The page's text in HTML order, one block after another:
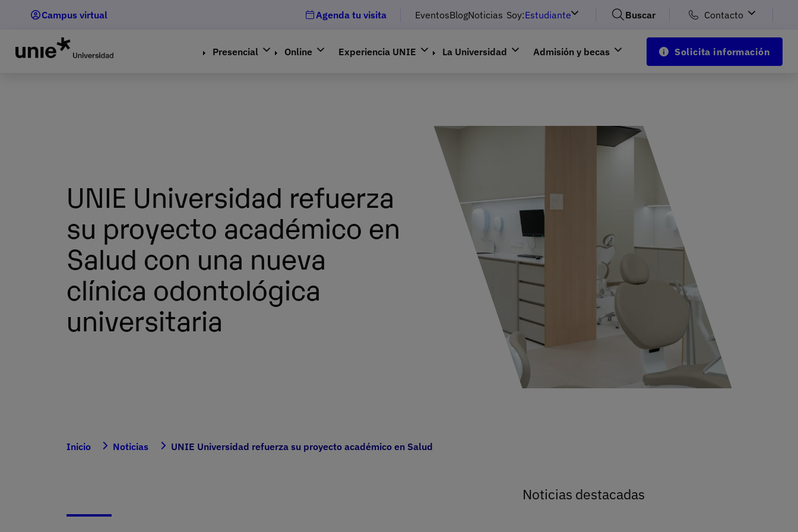
principal
Campus virtual Agenda tu visita EventosBlogNoticias Soy:Estudiante Buscar Contacto
Presencial Online Experiencia UNIE La Universidad Admisión y becas Solicita información
UNIE Universidad refuerza
su proyecto académico en
Salud con una nueva
clínica odontológica
universitaria
Inicio Noticias UNIE Universidad refuerza su proyecto académico en Salud con una nueva clínica odontológica universitaria
Noticias destacadas